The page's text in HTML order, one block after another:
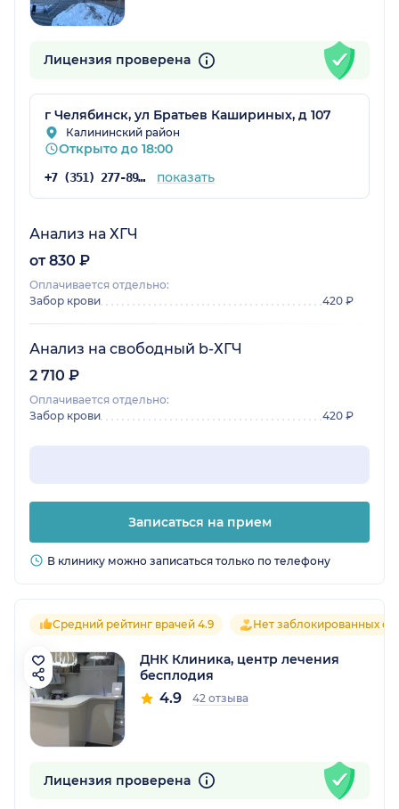
Лицензия проверена
г Челябинск, ул Братьев Кашириных, д 107
Калининский район
Открыто до 18:00
+7 (351) 277-89-46 показать
Анализ на ХГЧ
от 830 ₽
Оплачивается отдельно:
Забор крови
420 ₽
Анализ на свободный b-ХГЧ
2 710 ₽
Оплачивается отдельно:
Забор крови
420 ₽
Записаться на прием
В клинику можно записаться только по телефону
Средний рейтинг врачей 4.9 Нет заблокированных
ДНК Клиника, центр лечения
бесплодия
4.9 42 отзыва
Лицензия проверена